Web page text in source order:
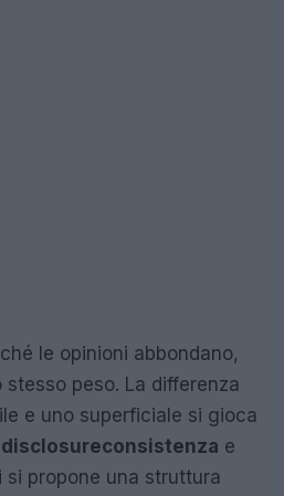
le opinioni abbondano,
peso. La differenza
e uno superficiale si gioca
disclosureconsistenza e
si propone una struttura